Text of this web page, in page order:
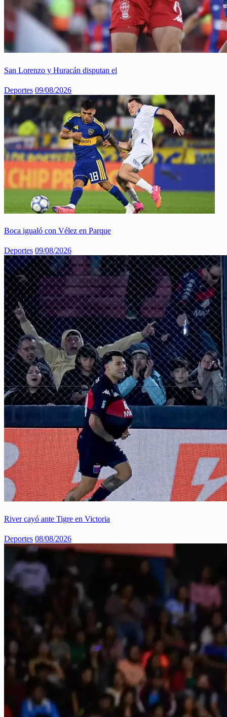
San Lorenzo y Huracán disputan el
Deportes 09/08/2026
Boca igualó con Vélez en Parque
Deportes 09/08/2026
River cayó ante Tigre en Victoria
Deportes 08/08/2026